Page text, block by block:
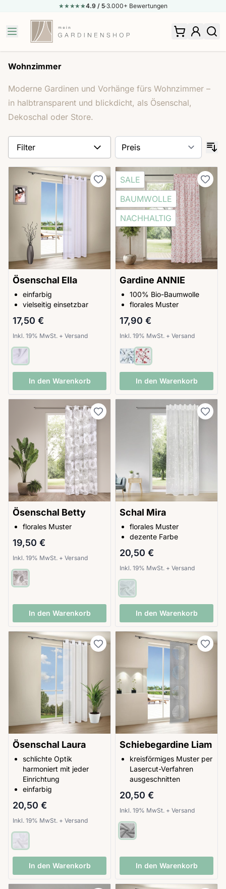
★★★★★
★4.9 / 5·3.000+ Bewertungen
Zum Inhalt springen
Wohnzimmer
Moderne Gardinen und Vorhänge fürs Wohnzimmer –
in halbtransparent und blickdicht, als Ösenschal,
Dekoschal oder Store.
Filter
Ösenschal Ella
einfarbig
vielseitig einsetzbar
17,50 €
Inkl. 19% MwSt. + Versand
In den Warenkorb
SALE
BAUMWOLLE
NACHHALTIG
Gardine ANNIE
100% Bio-Baumwolle
florales Muster
17,90 €
Inkl. 19% MwSt. + Versand
In den Warenkorb
Ösenschal Betty
florales Muster
19,50 €
Inkl. 19% MwSt. + Versand
In den Warenkorb
Schal Mira
florales Muster
dezente Farbe
20,50 €
Inkl. 19% MwSt. + Versand
In den Warenkorb
Ösenschal Laura
schlichte Optik
harmoniert mit jeder
Einrichtung
einfarbig
20,50 €
Inkl. 19% MwSt. + Versand
In den Warenkorb
Schiebegardine Liam
kreisförmiges Muster per
Lasercut-Verfahren
ausgeschnitten
20,50 €
Inkl. 19% MwSt. + Versand
In den Warenkorb